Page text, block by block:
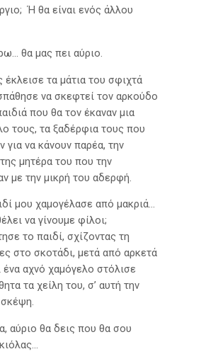
Ή θα είναι ενός άλλου
θα μας πει αύριο.
έκλεισε τα μάτια του σφιχτά
να σκεφτεί τον αρκούδο
που θα τον έκαναν μια
τους, τα ξαδέρφια τους που
για να κάνουν παρέα, την
μητέρα του που την
με την μικρή του αδερφή.
μου χαμογέλασε από μακριά…
να γίνουμε φίλοι;
το παιδί, σχίζοντας τη
στο σκοτάδι, μετά από αρκετά
ένα αχνό χαμόγελο στόλισε
τα χείλη του, σ’ αυτή την
αύριο θα δεις που θα σου